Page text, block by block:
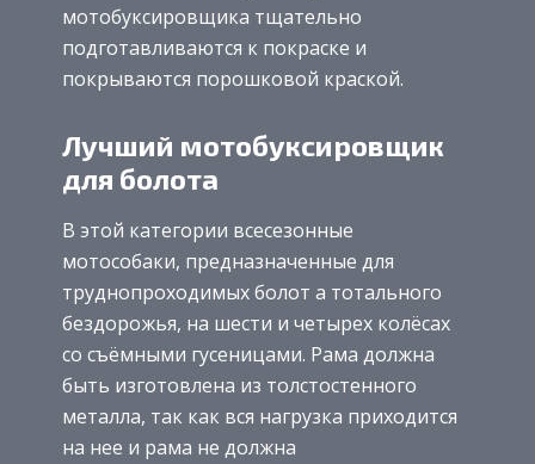
мотобуксировщика тщательно
подготавливаются к покраске и
покрываются порошковой краской.
Лучший мотобуксировщик
для болота
В этой категории всесезонные
мотособаки, предназначенные для
труднопроходимых болот а тотального
бездорожья, на шести и четырех колёсах
со съёмными гусеницами. Рама должна
быть изготовлена из толстостенного
металла, так как вся нагрузка приходится
на нее и рама не должна